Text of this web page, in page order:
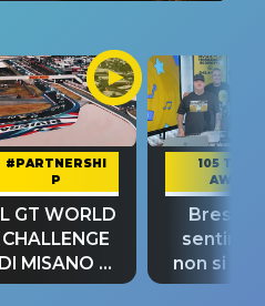
#PARTNERSHI
P
IL GT WORLD
CHALLENGE
DI MISANO si
riconferma
105 TAKE
AWAY
Bresh:
non si
fino alla